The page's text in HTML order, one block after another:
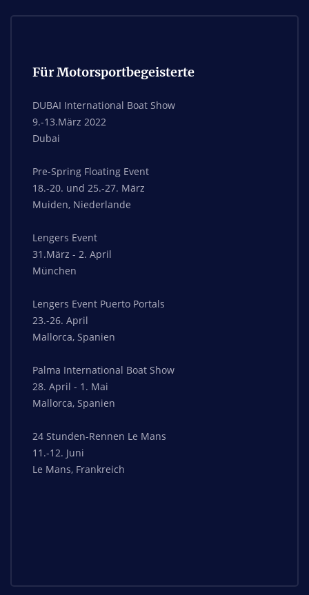
Für Motorsportbegeisterte
DUBAI International Boat Show
9.-13.März 2022
Dubai
Pre-Spring Floating Event
18.-20. und 25.-27. März
Muiden, Niederlande
Lengers Event
31.März - 2. April
München
Lengers Event Puerto Portals
23.-26. April
Mallorca, Spanien
Palma International Boat Show
28. April - 1. Mai
Mallorca, Spanien
24 Stunden-Rennen Le Mans
11.-12. Juni
Le Mans, Frankreich